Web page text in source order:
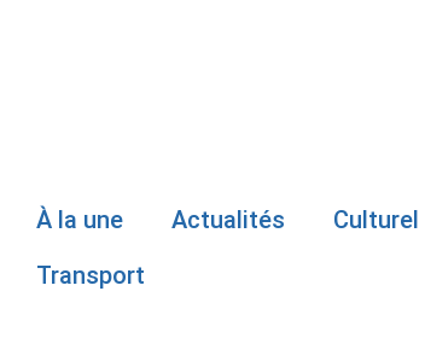
À la une Actualités Culturel
Transport